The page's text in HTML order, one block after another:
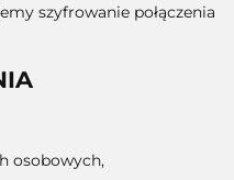
szyfrowanie połączenia
osobowych,